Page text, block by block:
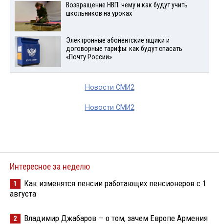
Возвращение НВП: чему и как будут учить
школьников на уроках
Электронные абонентские ящики и
договорные тарифы: как будут спасать
«Почту России»
Новости СМИ2
Новости СМИ2
Интересное за неделю
1
Как изменятся пенсии работающих пенсионеров с 1
августа
2 Владимир Джабаров — о том, зачем Европе Армения